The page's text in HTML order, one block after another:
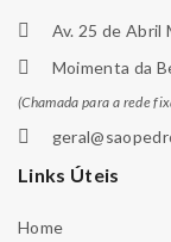
Av. 25 de Abril
Moimenta da
(Chamada para a rede
Links Úteis
Home